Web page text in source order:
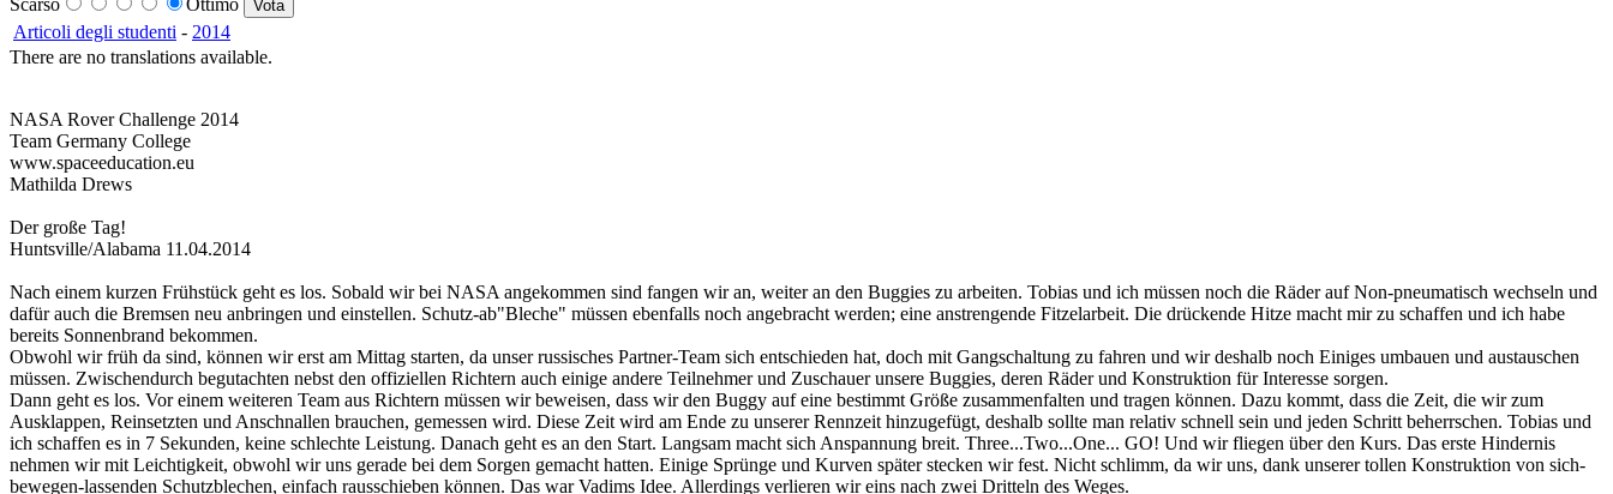
Scarso
Ottimo
Articoli degli studenti - 2014
There are no translations available.
NASA Rover Challenge 2014
Team Germany College
www.spaceeducation.eu
Mathilda Drews
Der große Tag!
Huntsville/Alabama 11.04.2014
Nach einem kurzen Frühstück geht es los. Sobald wir bei NASA angekommen sind fangen wir an, weiter an den Buggies zu arbeiten. Tobias und ich müssen noch die Räder auf Non-pneumatisch wechseln und
dafür auch die Bremsen neu anbringen und einstellen. Schutz-ab"Bleche" müssen ebenfalls noch angebracht werden; eine anstrengende Fitzelarbeit. Die drückende Hitze macht mir zu schaffen und ich habe
bereits Sonnenbrand bekommen.
Obwohl wir früh da sind, können wir erst am Mittag starten, da unser russisches Partner-Team sich entschieden hat, doch mit Gangschaltung zu fahren und wir deshalb noch Einiges umbauen und austauschen
müssen. Zwischendurch begutachten nebst den offiziellen Richtern auch einige andere Teilnehmer und Zuschauer unsere Buggies, deren Räder und Konstruktion für Interesse sorgen.
Dann geht es los. Vor einem weiteren Team aus Richtern müssen wir beweisen, dass wir den Buggy auf eine bestimmt Größe zusammenfalten und tragen können. Dazu kommt, dass die Zeit, die wir zum
Ausklappen, Reinsetzten und Anschnallen brauchen, gemessen wird. Diese Zeit wird am Ende zu unserer Rennzeit hinzugefügt, deshalb sollte man relativ schnell sein und jeden Schritt beherrschen. Tobias und
ich schaffen es in 7 Sekunden, keine schlechte Leistung. Danach geht es an den Start. Langsam macht sich Anspannung breit. Three...Two...One... GO! Und wir fliegen über den Kurs. Das erste Hindernis
nehmen wir mit Leichtigkeit, obwohl wir uns gerade bei dem Sorgen gemacht hatten. Einige Sprünge und Kurven später stecken wir fest. Nicht schlimm, da wir uns, dank unserer tollen Konstruktion von sich-
bewegen-lassenden Schutzblechen, einfach rausschieben können. Das war Vadims Idee. Allerdings verlieren wir eins nach zwei Dritteln des Weges.